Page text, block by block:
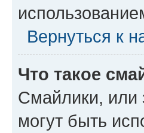
Вернуться к
Что такое
Смайлики, или
могут быть